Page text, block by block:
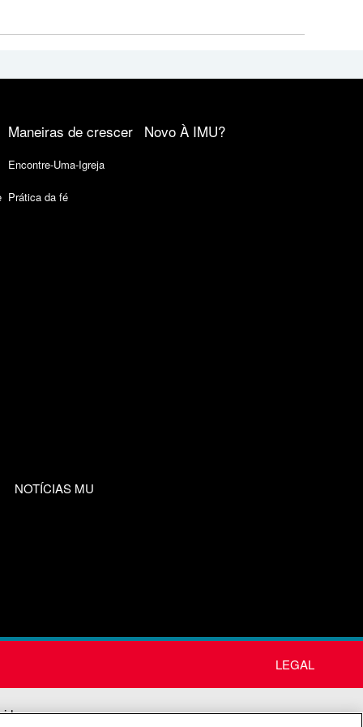
Maneiras de crescer
Encontre-Uma-Igreja
Prática da fé
Novo À IMU?
NOTÍCIAS MU
LEGAL